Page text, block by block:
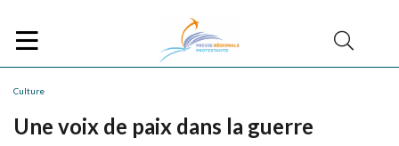
Culture
Une voix de paix dans la guerre